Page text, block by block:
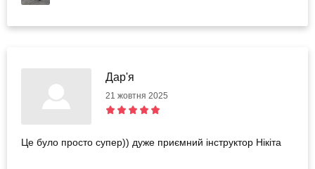
Дар'я
21 жовтня 2025
Це було просто супер)) дуже приємний інструктор Нікіта